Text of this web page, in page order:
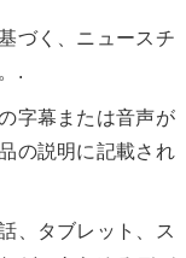
づく、ニュースチ
.
字幕または音声が
の説明に記載され
、タブレット、ス